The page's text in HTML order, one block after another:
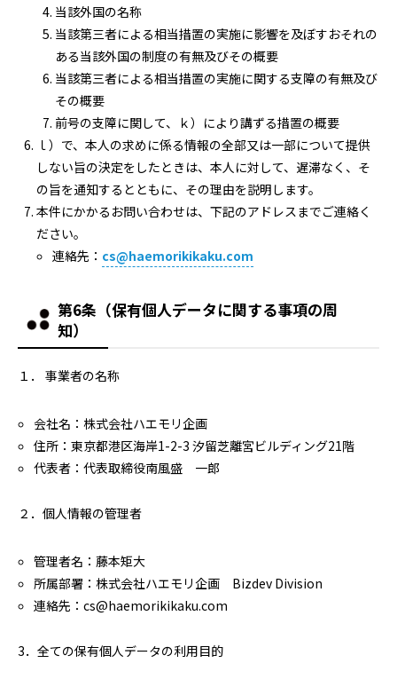
当該外国の名称
当該第三者による相当措置の実施に影響を及ぼすおそれの
ある当該外国の制度の有無及びその概要
当該第三者による相当措置の実施に関する支障の有無及び
その概要
前号の支障に関して、ｋ）により講ずる措置の概要
ｌ）で、本人の求めに係る情報の全部又は一部について提供
しない旨の決定をしたときは、本人に対して、遅滞なく、そ
の旨を通知するとともに、その理由を説明します。
本件にかかるお問い合わせは、下記のアドレスまでご連絡く
ださい。
連絡先： cs@haemorikikaku.com
第6条（保有個人データに関する事項の周
知）
１． 事業者の名称
会社名：株式会社ハエモリ企画
住所：東京都港区海岸1-2-3 汐留芝離宮ビルディング21階
代表者：代表取締役南風盛 一郎
２．個人情報の管理者
管理者名：藤本矩大
所属部署：株式会社ハエモリ企画 Bizdev Division
連絡先：cs@haemorikikaku.com
3．全ての保有個人データの利用目的